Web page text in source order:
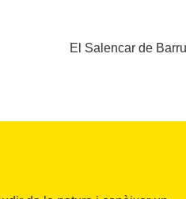
El Salencar de